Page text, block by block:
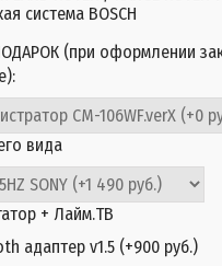
система BOSCH
(при оформлении
вида
+ Лайм.ТВ
адаптер v1.5 (+900 руб.)